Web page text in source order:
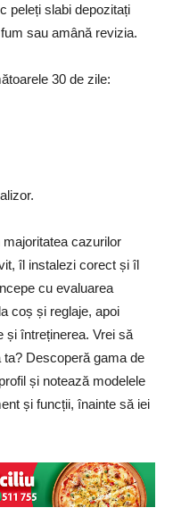
peleți slabi depozitați
sau amână revizia.
30 de zile:
cazurilor
îl instalezi corect și îl
cu evaluarea
coș și reglaje, apoi
și întreținerea. Vrei să
Descoperă gama de
și notează modelele
și funcții, înainte să iei